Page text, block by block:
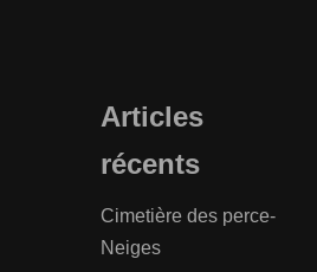
Articles
récents
Cimetière des perce-
Neiges